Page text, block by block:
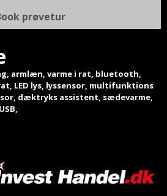
prøvetur
armlæn, varme i rat, bluetooth,
LED lys, lyssensor, multifunktions
dæktryks assistent, sædevarme,